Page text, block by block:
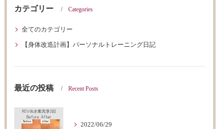
カテゴリー Categories
全てのカテゴリー
【身体改造計画】パーソナルトレーニング日記
最近の投稿 Recent Posts
2022/06/29